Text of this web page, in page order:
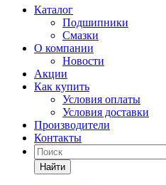
Каталог
Подшипники
Смазки
О компании
Новости
Акции
Как купить
Условия оплаты
Условия доставки
Производители
Контакты
Найти